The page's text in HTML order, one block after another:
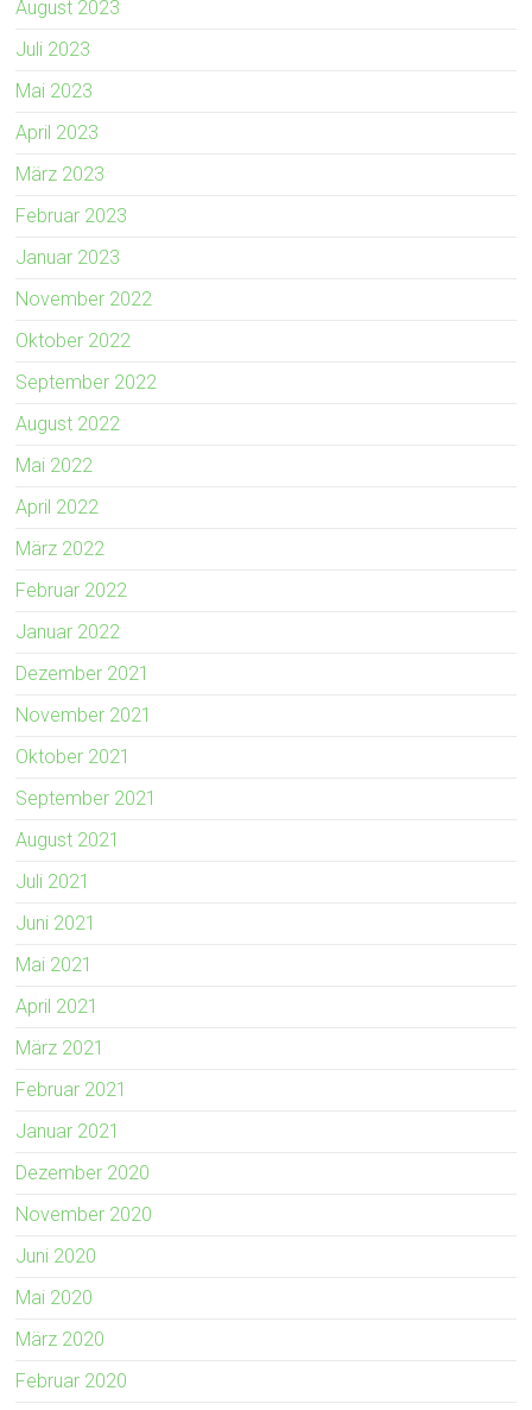
August 2023
Juli 2023
Mai 2023
April 2023
März 2023
Februar 2023
Januar 2023
November 2022
Oktober 2022
September 2022
August 2022
Mai 2022
April 2022
März 2022
Februar 2022
Januar 2022
Dezember 2021
November 2021
Oktober 2021
September 2021
August 2021
Juli 2021
Juni 2021
Mai 2021
April 2021
März 2021
Februar 2021
Januar 2021
Dezember 2020
November 2020
Juni 2020
Mai 2020
März 2020
Februar 2020